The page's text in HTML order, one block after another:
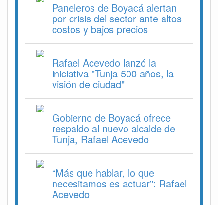
Paneleros de Boyacá alertan
por crisis del sector ante altos
costos y bajos precios
Rafael Acevedo lanzó la
iniciativa "Tunja 500 años, la
visión de ciudad"
Gobierno de Boyacá ofrece
respaldo al nuevo alcalde de
Tunja, Rafael Acevedo
“Más que hablar, lo que
necesitamos es actuar”: Rafael
Acevedo